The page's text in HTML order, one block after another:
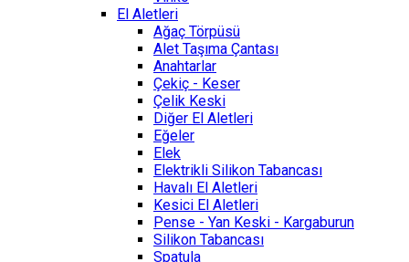
El Aletleri
Ağaç Törpüsü
Alet Taşıma Çantası
Anahtarlar
Çekiç - Keser
Çelik Keski
Diğer El Aletleri
Eğeler
Elek
Elektrikli Silikon Tabancası
Havalı El Aletleri
Kesici El Aletleri
Pense - Yan Keski - Kargaburun
Silikon Tabancası
Spatula